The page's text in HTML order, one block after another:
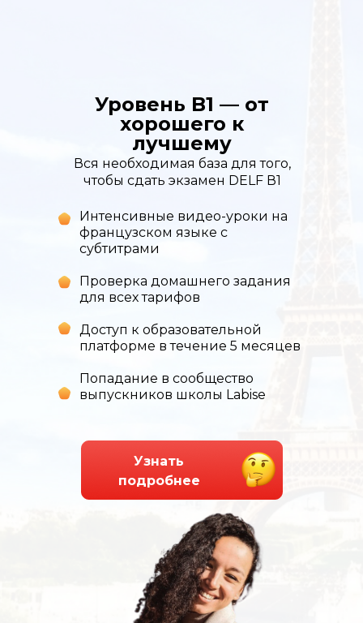
Уровень B1 — от
хорошего к
лучшему
Вся необходимая база для того,
чтобы сдать экзамен DELF В1
Интенсивные видео-уроки на
французском языке с
субтитрами
Проверка домашнего задания
для всех тарифов
Доступ к образовательной
платформе в течение 5 месяцев
Попадание в сообщество
выпускников школы Labise
Узнать
подробнее